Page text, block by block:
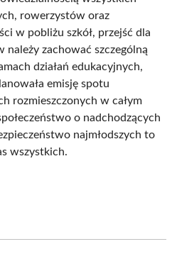
rowerzystów oraz
w pobliżu szkół, przejść dla
należy zachować szczególną
działań edukacyjnych,
emisję spotu
rozmieszczonych w całym
o nadchodzących
najmłodszych to
wszystkich.